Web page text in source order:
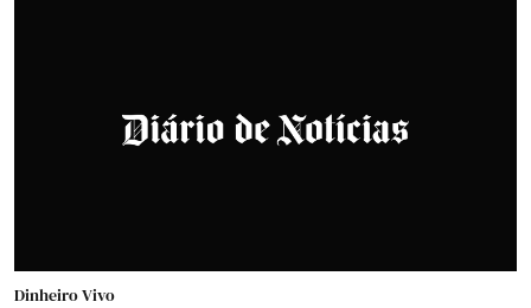
Dinheiro Vivo